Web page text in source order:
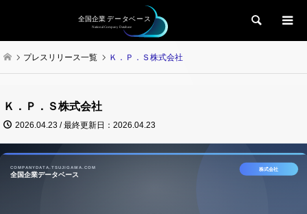
検索
プレスリリース一覧 Ｋ．Ｐ．Ｓ株式会社
Ｋ．Ｐ．Ｓ株式会社
2026.04.23 / 最終更新日：2026.04.23